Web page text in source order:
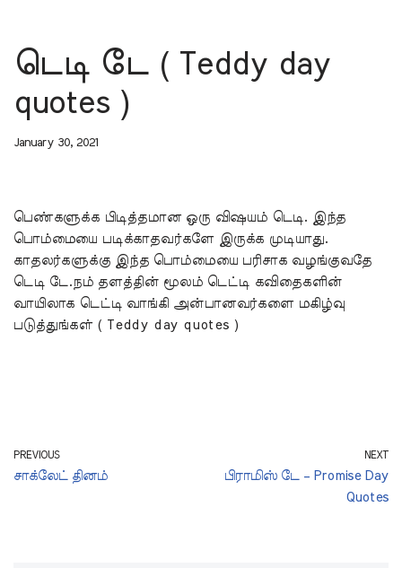
டெடி டே ( Teddy day
quotes )
January 30, 2021
பெண்களுக்க பிடித்தமான ஒரு விஷயம் டெடி. இந்த
பொம்மையை படிக்காதவர்களே இருக்க முடியாது.
காதலர்களுக்கு இந்த பொம்மையை பரிசாக வழங்குவதே
டெடி டே.நம் தளத்தின் மூலம் டெட்டி கவிதைகளின்
வாயிலாக டெட்டி வாங்கி அன்பானவர்களை மகிழ்வு
படுத்துங்கள் ( Teddy day quotes )
PREVIOUS
சாக்லேட் தினம்
NEXT
பிராமிஸ் டே – Promise Day
Quotes